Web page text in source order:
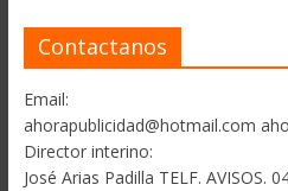
Contactanos
Email:
ahorapublicidad@hotmail.com
Director interino:
José Arias Padilla TELF. AVISOS.